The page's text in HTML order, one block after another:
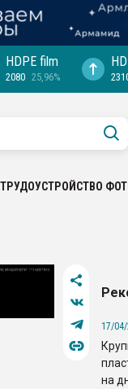
HDPE film
2080 25,96%
ТРУДОУСТРОЙСТВО
17/
на